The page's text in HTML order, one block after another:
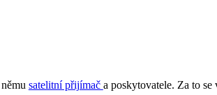
satelitní přijímač a poskytovatele. Za to